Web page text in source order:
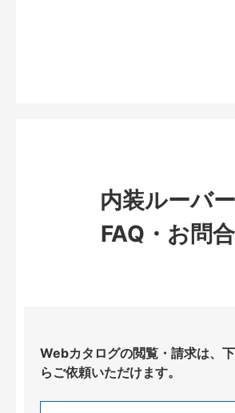
内装ルーバ
FAQ・お問
Webカタログの閲覧・請求は、
らご依頼いただけます。